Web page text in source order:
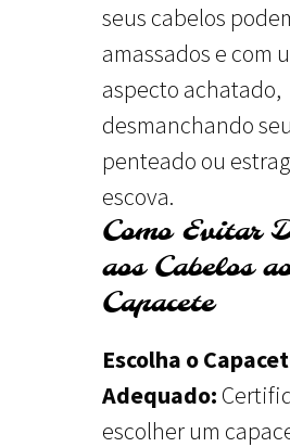
seus cabelos
amassados e com
aspecto achatado,
desmanchando seu
penteado ou
escova.
Como Evitar
aos Cabelos
Capacete
Escolha o
Adequado:
escolher um